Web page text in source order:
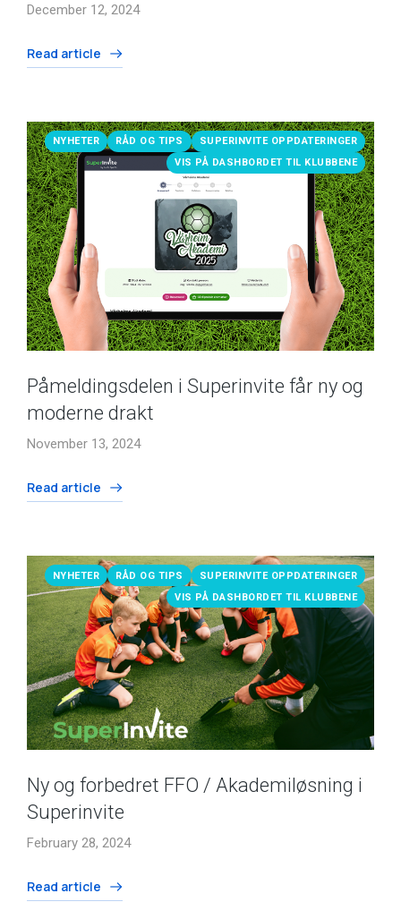
December 12, 2024
Read article
NYHETER RÅD OG TIPS
SUPERINVITE OPPDATERINGER
VIS PÅ DASHBORDET TIL KLUBBENE
Påmeldingsdelen i Superinvite får ny og
moderne drakt
November 13, 2024
Read article
NYHETER RÅD OG TIPS
SUPERINVITE OPPDATERINGER
VIS PÅ DASHBORDET TIL KLUBBENE
Ny og forbedret FFO / Akademiløsning i
Superinvite
February 28, 2024
Read article